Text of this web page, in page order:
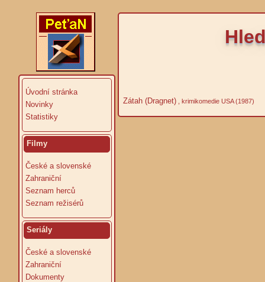
Úvodní stránka
Novinky
Statistiky
Filmy
České a slovenské
Zahraniční
Seznam herců
Seznam režisérů
Seriály
České a slovenské
Zahraniční
Dokumenty
Zátah (Dragnet) , krimikomedie USA (1987)